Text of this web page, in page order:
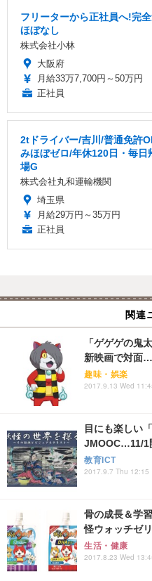
フリーターから正社員へ!完
ほぼなし
株式会社小林
大阪府
月給33万7,700円～50万円
正社員
2tドライバー/吉川/普通免許
みほぼゼロ/年休120日・毎
場G
株式会社丸和運輸機関
埼玉県
月給29万円～35万円
正社員
関連
「ゲゲゲの鬼
新映画で対面
趣味・娯楽
2017.9.13 Wed
目にも楽しい
JMOOC…11/1
教育ICT
2017.9.7 Thu 12:15
骨の成長＆学
怪ウォッチゼリ
生活・健康
2017.8.23 Wed